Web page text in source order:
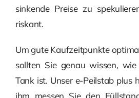
sinkende Preise zu
riskant.
Um gute Kaufzeitpunkte
sollten Sie genau wissen,
Tank ist. Unser e-Peilstab plus
ihm messen Sie den